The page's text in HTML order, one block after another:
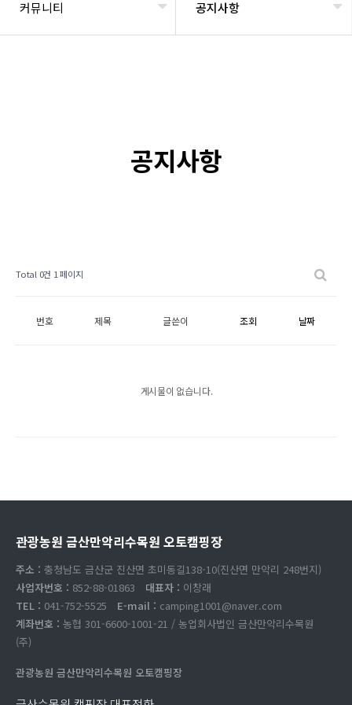
커뮤니티 공지사항
공지사항
Total 0건 1 페이지
번호 제목 글쓴이 조회 날짜
게시물이 없습니다.
관광농원 금산만악리수목원 오토캠핑장
주소 : 충청남도 금산군 진산면 초미동길138-10(진산면 만악리 248번지)
사업자번호 : 852-88-01863 대표자 : 이창래
TEL : 041-752-5525 E-mail : camping1001@naver.com
계좌번호 : 농협 301-6600-1001-21 / 농업회사법인 금산만악리수목원
(주)
관광농원 금산만악리수목원 오토캠핑장